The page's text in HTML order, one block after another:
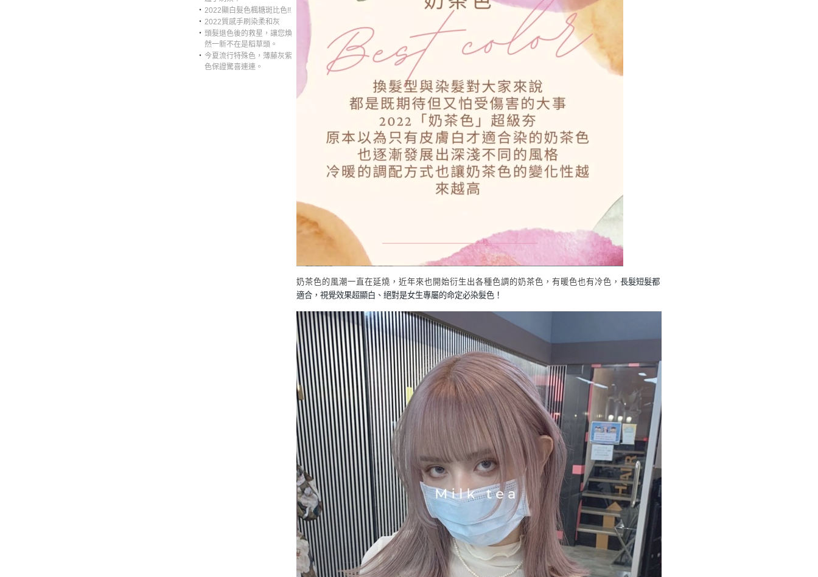
‧ 2022顯白髮色楓糖斑比色!!
‧ 2022質感手刷染柔和灰
‧ 頭髮退色後的救星，讓您煥
然一新不在是稻草頭。
‧ 今夏流行特殊色，薄藤灰紫
色保證驚喜連連。
奶茶色的風潮一直在延燒，近年來也開始衍生出各種色調的奶茶色，有暖色也有冷色， 長髮短髮都
適合，視覺效果超顯白、絕對是女生專屬的命定必染髮色！